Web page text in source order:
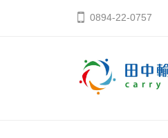
0894-22-0757
中
送
有